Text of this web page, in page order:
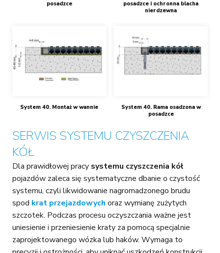
posadzce
posadzce i ochronna blacha
nierdzewna
System 40. Montaż w wannie
System 40. Rama osadzona w
posadzce
SERWIS SYSTEMU CZYSZCZENIA
KÓŁ
Dla prawidłowej pracy systemu czyszczenia kół
pojazdów zaleca się systematyczne dbanie o czystość
systemu, czyli likwidowanie nagromadzonego brudu
spod krat przejazdowych oraz wymianę zużytych
szczotek. Podczas procesu oczyszczania ważne jest
uniesienie i przeniesienie kraty za pomocą specjalnie
zaprojektowanego wózka lub haków. Wymaga to